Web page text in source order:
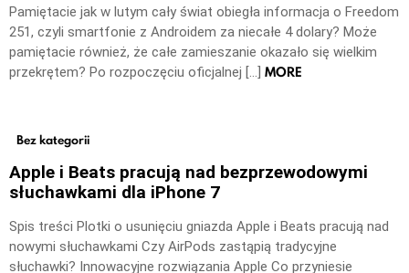
Pamiętacie jak w lutym cały świat obiegła informacja o Freedom
251, czyli smartfonie z Androidem za niecałe 4 dolary? Może
pamiętacie również, że całe zamieszanie okazało się wielkim
przekrętem? Po rozpoczęciu oficjalnej […] MORE
Bez kategorii
Apple i Beats pracują nad bezprzewodowymi
słuchawkami dla iPhone 7
Spis treści Plotki o usunięciu gniazda Apple i Beats pracują nad
nowymi słuchawkami Czy AirPods zastąpią tradycyjne
słuchawki? Innowacyjne rozwiązania Apple Co przyniesie